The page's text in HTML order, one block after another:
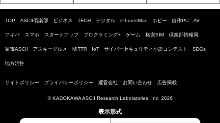
TOP ASCII倶楽部 ビジネス TECH デジタル iPhone/Mac ホビー 自作PC AV
アキバ スマホ スタートアップ プログラミング+ ゲーム 格安SIM 倶楽部情報局
家電ASCII アスキーグルメ MITTR IoT サイバーセキュリティ小説コンテスト SDGs
地方活性
サイトポリシー プライバシーポリシー 運営会社 お問い合わせ 広告掲載
© KADOKAWA ASCII Research Laboratories, Inc. 2026
表示形式